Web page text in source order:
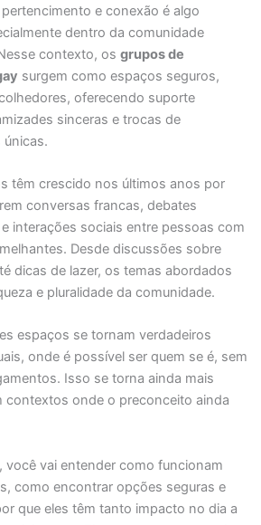
e conexão é algo
dentro da comunidade
contexto, os grupos de
surgem como espaços seguros,
oferecendo suporte
sinceras e trocas de
únicas.
têm crescido nos últimos anos por
conversas francas, debates
interações sociais entre pessoas com
Desde discussões sobre
dicas de lazer, os temas abordados
e pluralidade da comunidade.
espaços se tornam verdadeiros
onde é possível ser quem se é, sem
Isso se torna ainda mais
contextos onde o preconceito ainda
você vai entender como funcionam
como encontrar opções seguras e
que eles têm tanto impacto no dia a